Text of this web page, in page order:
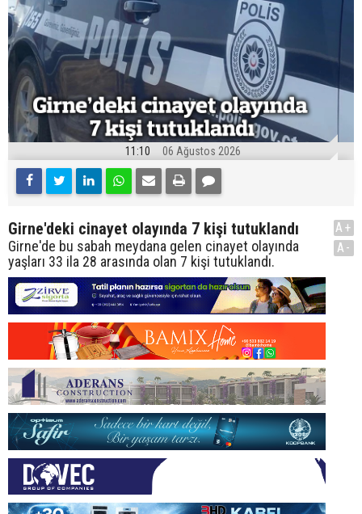
11:10 06 Ağustos 2026
Girne'deki cinayet olayında 7 kişi tutuklandı
Girne'de bu sabah meydana gelen cinayet olayında
yaşları 33 ila 28 arasında olan 7 kişi tutuklandı.
A+
A-